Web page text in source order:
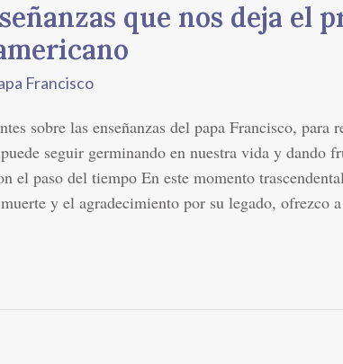
que nos deja el
Francisco
sobre las enseñanzas del papa Francisco, para
seguir germinando en nuestra vida y dando
el paso del tiempo En este momento
y el agradecimiento por su legado,